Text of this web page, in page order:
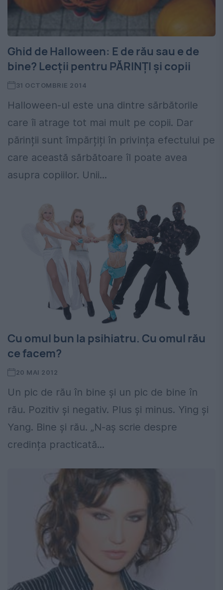
Ghid de Halloween: E de rău sau e de
bine? Lecții pentru PĂRINŢI şi copii
31 OCTOMBRIE 2014
Halloween-ul este una dintre sărbătorile
care îi atrage tot mai mult pe copii. Dar
părinții sunt împărțiți în privința efectului pe
care această sărbătoare îl poate avea
asupra copiilor. Unii...
Cu omul bun la psihiatru. Cu omul rău
ce facem?
20 MAI 2012
Un pic de rău în bine și un pic de bine în
rău. Pozitiv și negativ. Plus și minus. Ying și
Yang. Bine și rău. „N-aş scrie despre
credința practicată...